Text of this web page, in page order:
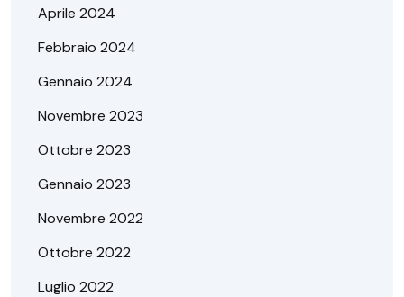
Aprile 2024
Febbraio 2024
Gennaio 2024
Novembre 2023
Ottobre 2023
Gennaio 2023
Novembre 2022
Ottobre 2022
Luglio 2022